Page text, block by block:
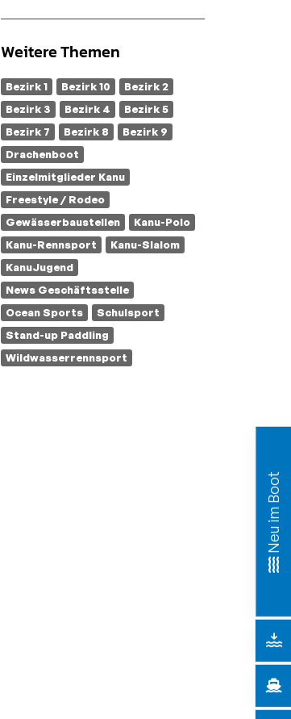
Weitere Themen
Bezirk 1 Bezirk 10
Bezirk 2
Bezirk 3
Bezirk 4
Bezirk 5
Bezirk 7
Bezirk 8
Bezirk 9
Drachenboot
Einzelmitglieder Kanu
Freestyle / Rodeo
Gewässerbaustellen
Kanu-Polo
Kanu-Rennsport
Kanu-Slalom
KanuJugend
News Geschäftsstelle
Ocean Sports
Schulsport
Stand-up Paddling
Wildwasserrennsport
Neu im Boot